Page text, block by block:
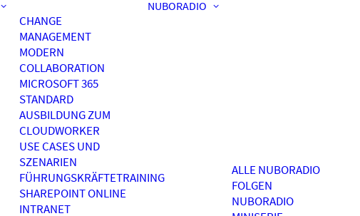
CHANGE
MANAGEMENT
MODERN
COLLABORATION
MICROSOFT 365
STANDARD
AUSBILDUNG ZUM
CLOUDWORKER
USE CASES UND
SZENARIEN
FÜHRUNGSKRÄFTETRAINING
SHAREPOINT ONLINE
INTRANET
NUBORADIO
ALLE NUBORADIO
FOLGEN
NUBORADIO